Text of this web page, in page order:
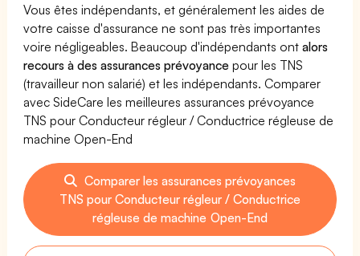
Vous êtes indépendants, et généralement les aides de
votre caisse d'assurance ne sont pas très importantes
voire négligeables. Beaucoup d'indépendants ontalors
recours à des assurances prévoyance pour les TNS
(travailleur non salarié) et les indépendants. Comparer
avec SideCare les meilleures assurances prévoyance
TNS pour Conducteur régleur / Conductrice régleuse de
machine Open-End
Comparer les assurances prévoyances
TNS pour Conducteur régleur / Conductrice
régleuse de machine Open-End